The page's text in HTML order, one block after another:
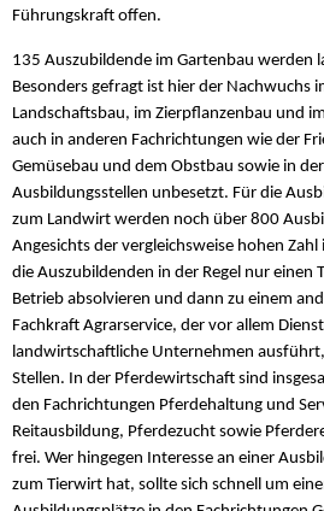
Führungskraft offen.
135 Auszubildende im Gartenbau werden
Besonders gefragt ist hier der Nachwuchs
Landschaftsbau, im Zierpflanzenbau und
auch in anderen Fachrichtungen wie der
Gemüsebau und dem Obstbau sowie in
Ausbildungsstellen unbesetzt. Für die
zum Landwirt werden noch über 800
Angesichts der vergleichsweise hohen
die Auszubildenden in der Regel nur einen
Betrieb absolvieren und dann zu einem
Fachkraft Agrarservice, der vor allem
landwirtschaftliche Unternehmen
Stellen. In der Pferdewirtschaft sind
den Fachrichtungen Pferdehaltung und
Reitausbildung, Pferdezucht sowie
frei. Wer hingegen Interesse an einer
zum Tierwirt hat, sollte sich schnell um